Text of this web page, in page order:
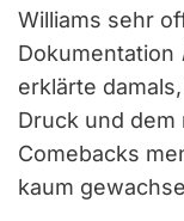
Williams sehr
Dokumentation
erklärte
Druck und dem
Comebacks
kaum